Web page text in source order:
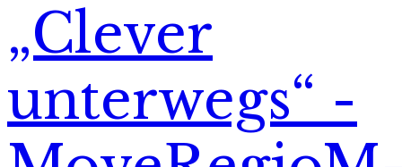
„Clever
unterwegs“ -